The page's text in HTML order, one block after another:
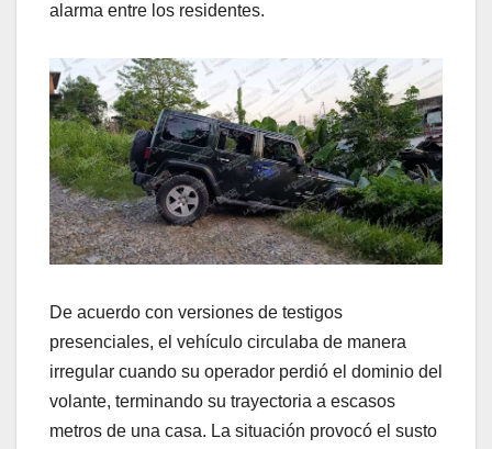
alarma entre los residentes.
De acuerdo con versiones de testigos
presenciales, el vehículo circulaba de manera
irregular cuando su operador perdió el dominio del
volante, terminando su trayectoria a escasos
metros de una casa. La situación provocó el susto